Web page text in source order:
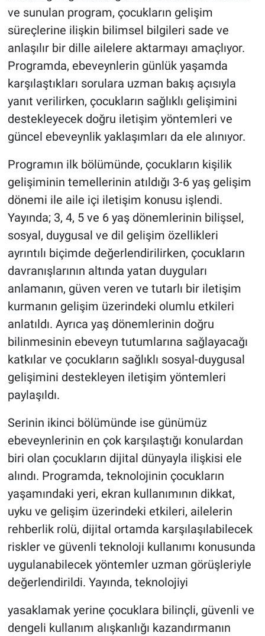
ve sunulan program, çocukların gelişim
süreçlerine ilişkin bilimsel bilgileri sade ve
anlaşılır bir dille ailelere aktarmayı amaçlıyor.
Programda, ebeveynlerin günlük yaşamda
karşılaştıkları sorulara uzman bakış açısıyla
yanıt verilirken, çocukların sağlıklı gelişimini
destekleyecek doğru iletişim yöntemleri ve
güncel ebeveynlik yaklaşımları da ele alınıyor.
Programın ilk bölümünde, çocukların kişilik
gelişiminin temellerinin atıldığı 3-6 yaş gelişim
dönemi ile aile içi iletişim konusu işlendi.
Yayında; 3, 4, 5 ve 6 yaş dönemlerinin bilişsel,
sosyal, duygusal ve dil gelişim özellikleri
ayrıntılı biçimde değerlendirilirken, çocukların
davranışlarının altında yatan duyguları
anlamanın, güven veren ve tutarlı bir iletişim
kurmanın gelişim üzerindeki olumlu etkileri
anlatıldı. Ayrıca yaş dönemlerinin doğru
bilinmesinin ebeveyn tutumlarına sağlayacağı
katkılar ve çocukların sağlıklı sosyal-duygusal
gelişimini destekleyen iletişim yöntemleri
paylaşıldı.
Serinin ikinci bölümünde ise günümüz
ebeveynlerinin en çok karşılaştığı konulardan
biri olan çocukların dijital dünyayla ilişkisi ele
alındı. Programda, teknolojinin çocukların
yaşamındaki yeri, ekran kullanımının dikkat,
uyku ve gelişim üzerindeki etkileri, ailelerin
rehberlik rolü, dijital ortamda karşılaşılabilecek
riskler ve güvenli teknoloji kullanımı konusunda
uygulanabilecek yöntemler uzman görüşleriyle
değerlendirildi. Yayında, teknolojiyi
yasaklamak yerine çocuklara bilinçli, güvenli ve
dengeli kullanım alışkanlığı kazandırmanın